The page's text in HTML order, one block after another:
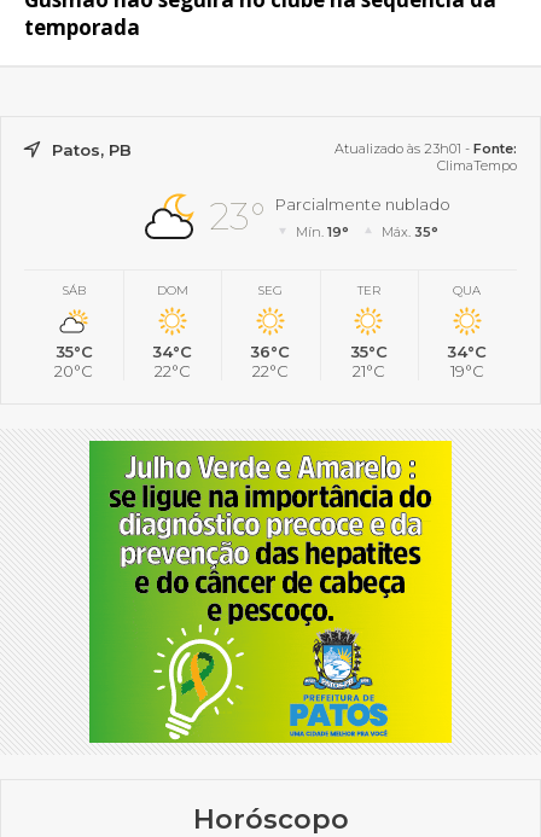
temporada
Patos, PB Atualizado às 23h01 - Fonte:
ClimaTempo
23° Parcialmente nublado
Mín.19° Máx. 35°
SÁB
35°C
20°C
DOM
34°C
22°C
SEG
36°C
22°C
TER
35°C
21°C
QUA
34°C
19°C
Horóscopo